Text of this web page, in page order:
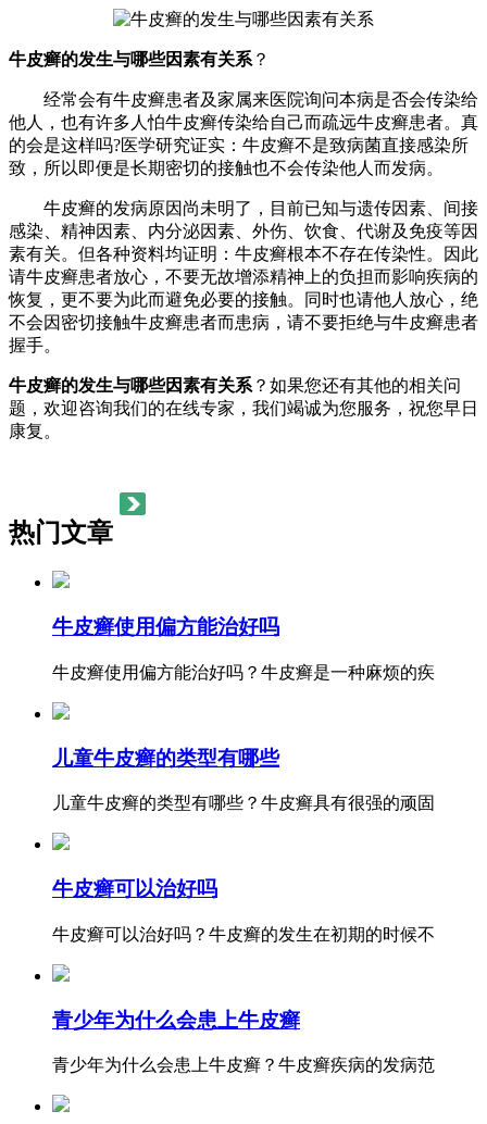
牛皮癣的发生与哪些因素有关系 ？
经常会有牛皮癣患者及家属来医院询问本病是否会传染给
他人，也有许多人怕牛皮癣传染给自己而疏远牛皮癣患者。真
的会是这样吗?医学研究证实：牛皮癣不是致病菌直接感染所
致，所以即便是长期密切的接触也不会传染他人而发病。
牛皮癣的发病原因尚未明了，目前已知与遗传因素、间接
感染、精神因素、内分泌因素、外伤、饮食、代谢及免疫等因
素有关。但各种资料均证明：牛皮癣根本不存在传染性。因此
请牛皮癣患者放心，不要无故增添精神上的负担而影响疾病的
恢复，更不要为此而避免必要的接触。同时也请他人放心，绝
不会因密切接触牛皮癣患者而患病，请不要拒绝与牛皮癣患者
握手。
牛皮癣的发生与哪些因素有关系 ？如果您还有其他的相关问
题，欢迎咨询我们的在线专家，我们竭诚为您服务，祝您早日
康复。
热门文章
牛皮癣使用偏方能治好吗
牛皮癣使用偏方能治好吗？牛皮癣是一种麻烦的疾
儿童牛皮癣的类型有哪些
儿童牛皮癣的类型有哪些？牛皮癣具有很强的顽固
牛皮癣可以治好吗
牛皮癣可以治好吗？牛皮癣的发生在初期的时候不
青少年为什么会患上牛皮癣
青少年为什么会患上牛皮癣？牛皮癣疾病的发病范